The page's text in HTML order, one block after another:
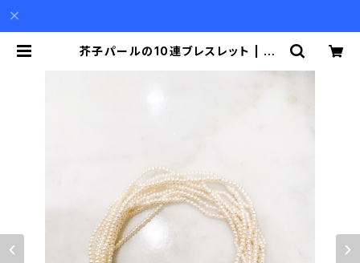
芥子パールの10連ブレスレット | Ak